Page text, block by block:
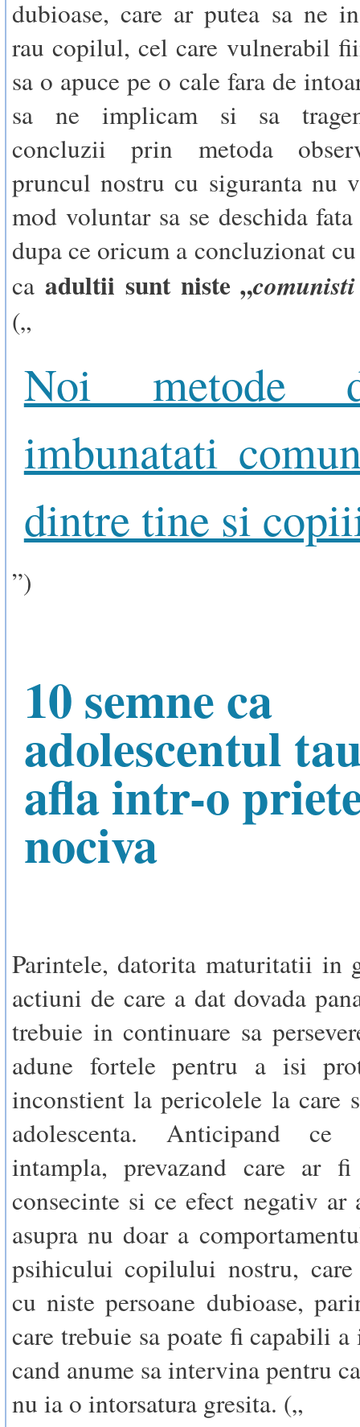
dubioase, care ar putea sa ne
rau copilul, cel care vulnerabil
sa o apuce pe o cale fara de
sa ne implicam si sa
concluzii prin metoda
pruncul nostru cu siguranta nu
mod voluntar sa se deschida
dupa ce oricum a concluzionat
ca adultii sunt niste „
(„
Noi metode
imbunatati
dintre tine si
”)
10 semne ca
adolescentul
afla intr-o
nociva
Parintele, datorita maturitatii in
actiuni de care a dat dovada
trebuie in continuare sa
adune fortele pentru a isi
inconstient la pericolele la care
adolescenta. Anticipand ce
intampla, prevazand care ar fi
consecinte si ce efect negativ ar
asupra nu doar a
psihicului copilului nostru,
cu niste persoane dubioase,
care trebuie sa poate fi capabili a
cand anume sa intervina pentru
nu ia o intorsatura gresita. („